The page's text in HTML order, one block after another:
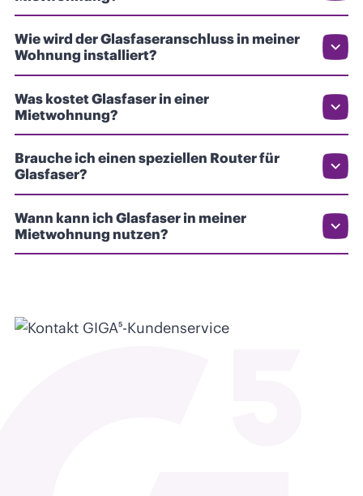
Wie wird der Glasfaseranschluss in meiner
Wohnung installiert?
Was kostet Glasfaser in einer
Mietwohnung?
Brauche ich einen speziellen Router für
Glasfaser?
Wann kann ich Glasfaser in meiner
Mietwohnung nutzen?